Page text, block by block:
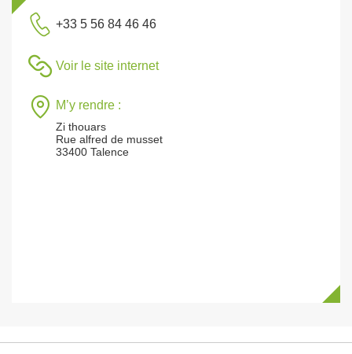
+33 5 56 84 46 46
Voir le site internet
M’y rendre :
Zi thouars
Rue alfred de musset
33400 Talence